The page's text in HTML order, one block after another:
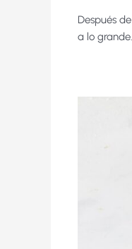
Después
a lo grande.